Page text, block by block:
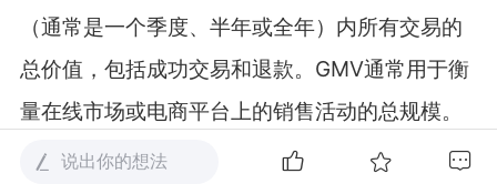
（通常是一个季度、半年或全年）内所有交易的
总价值，包括成功交易和退款。GMV通常用于衡
量在线市场或电商平台上的销售活动的总规模。
2. 销售额
说出你的想法